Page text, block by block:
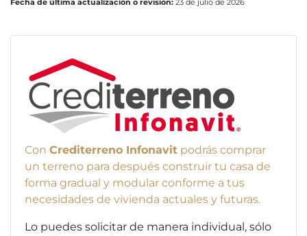
Fecha de última actualización o revisión: 23 de julio de 2026
Con Crediterreno Infonavit podrás comprar
un terreno para después construir tu casa de
forma gradual y modular conforme a tus
necesidades de vivienda actuales y futuras.
Lo puedes solicitar de manera individual, sólo